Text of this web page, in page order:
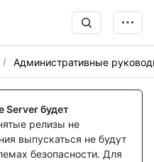
Административные
Server будет
релизы не
выпускаться не будут
безопасности. Для